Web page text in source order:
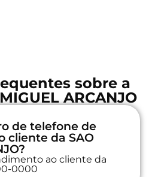
sobre a
ARCANJO
de telefone de
cliente da SAO
ao cliente da
0000